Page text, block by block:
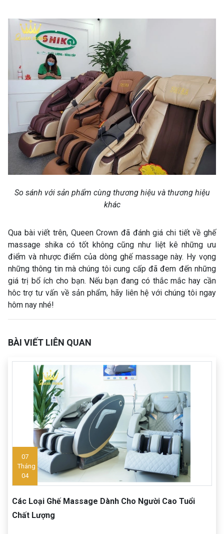
So sánh với sản phẩm cùng thương hiệu và thương hiệu
khác
Qua bài viết trên, Queen Crown đã đánh giá chi tiết về ghế
massage shika có tốt không cũng như liệt kê những ưu
điểm và nhược điểm của dòng ghế massage này. Hy vọng
những thông tin mà chúng tôi cung cấp đã đem đến những
giá trị bổ ích cho bạn. Nếu bạn đang có thắc mắc hay cần
hôc trợ tư vấn về sản phẩm, hãy liên hệ với chúng tôi ngay
hôm nay nhé!
BÀI VIẾT LIÊN QUAN
07
Tháng
04
Các Loại Ghế Massage Dành Cho Người Cao Tuổi
Chất Lượng